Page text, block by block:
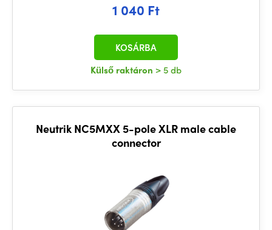
1 040 Ft
Külső raktáron > 5 db
KOSÁRBA
Neutrik NC5MXX 5-pole XLR male cable
connector